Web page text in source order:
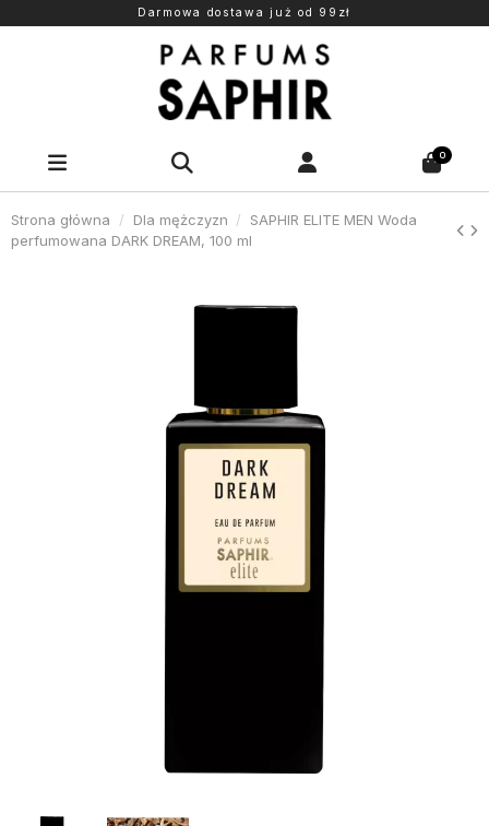
Darmowa dostawa już od 99zł
0
Strona główna Dla mężczyzn
SAPHIR ELITE MEN Woda
perfumowana DARK DREAM, 100 ml